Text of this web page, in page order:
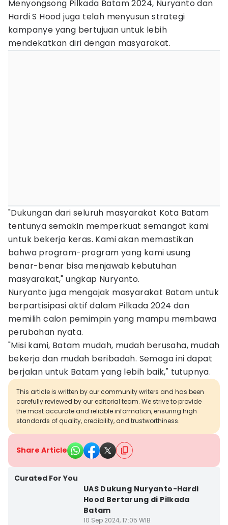
Menyongsong Pilkada Batam 2024, Nuryanto dan
Hardi S Hood juga telah menyusun strategi
kampanye yang bertujuan untuk lebih
mendekatkan diri dengan masyarakat.
"Dukungan dari seluruh masyarakat Kota Batam
tentunya semakin memperkuat semangat kami
untuk bekerja keras. Kami akan memastikan
bahwa program-program yang kami usung
benar-benar bisa menjawab kebutuhan
masyarakat," ungkap Nuryanto.
Nuryanto juga mengajak masyarakat Batam untuk
berpartisipasi aktif dalam Pilkada 2024 dan
memilih calon pemimpin yang mampu membawa
perubahan nyata.
"Misi kami, Batam mudah, mudah berusaha, mudah
bekerja dan mudah beribadah. Semoga ini dapat
berjalan untuk Batam yang lebih baik," tutupnya.
This article is written by our community writers and has been
carefully reviewed by our editorial team. We strive to provide
the most accurate and reliable information, ensuring high
standards of quality, credibility, and trustworthiness.
Share Article
Curated For You
UAS Dukung Nuryanto-Hardi
Hood Bertarung di Pilkada
Batam
10 Sep 2024, 17:05 WIB